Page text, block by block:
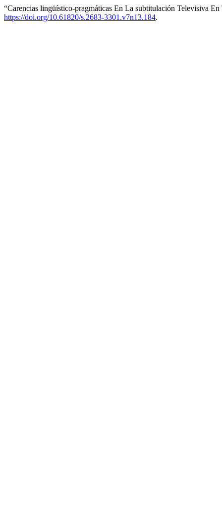
“Carencias lingüístico-pragmáticas En La subtitulación Televisiva
https://doi.org/10.61820/s.2683-3301.v7n13.184.